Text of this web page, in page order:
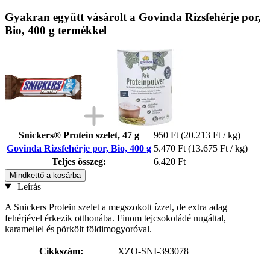
Gyakran együtt vásárolt a Govinda Rizsfehérje por,
Bio, 400 g termékkel
Snickers® Protein szelet, 47 g 950 Ft (20.213 Ft / kg)
Govinda Rizsfehérje por, Bio, 400 g 5.470 Ft (13.675 Ft / kg)
Teljes összeg:
6.420 Ft
Mindkettő a kosárba
Leírás
A Snickers Protein szelet a megszokott ízzel, de extra adag
fehérjével érkezik otthonába. Finom tejcsokoládé nugáttal,
karamellel és pörkölt földimogyoróval.
Cikkszám:
XZO-SNI-393078